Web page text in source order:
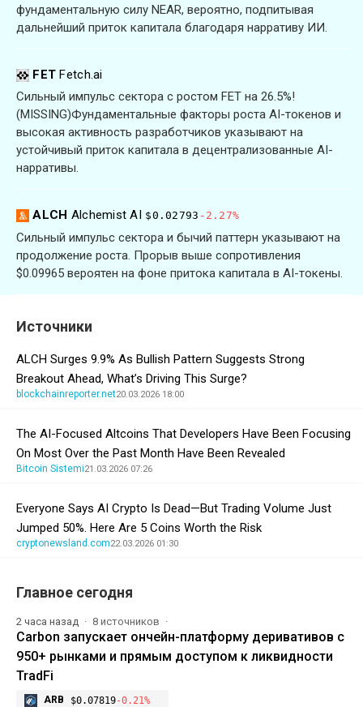
фундаментальную силу NEAR, вероятно, подпитывая
дальнейший приток капитала благодаря нарративу ИИ.
FET Fetch.ai
Сильный импульс сектора с ростом FET на 26.5%!
(MISSING)Фундаментальные факторы роста AI-токенов и
высокая активность разработчиков указывают на
устойчивый приток капитала в децентрализованные AI-
нарративы.
ALCH Alchemist AI $0.02793 -2.27%
Сильный импульс сектора и бычий паттерн указывают на
продолжение роста. Прорыв выше сопротивления
$0.09965 вероятен на фоне притока капитала в AI-токены.
Источники
ALCH Surges 9.9% As Bullish Pattern Suggests Strong
Breakout Ahead, What’s Driving This Surge?
blockchainreporter.net20.03.2026 18:00
The AI-Focused Altcoins That Developers Have Been Focusing
On Most Over the Past Month Have Been Revealed
Bitcoin Sistemi21.03.2026 07:26
Everyone Says AI Crypto Is Dead—But Trading Volume Just
Jumped 50%. Here Are 5 Coins Worth the Risk
cryptonewsland.com22.03.2026 01:30
Главное сегодня
2 часа назад 8 источников
Carbon запускает ончейн-платформу деривативов с
950+ рынками и прямым доступом к ликвидности
TradFi
ARB $0.07819-0.21%